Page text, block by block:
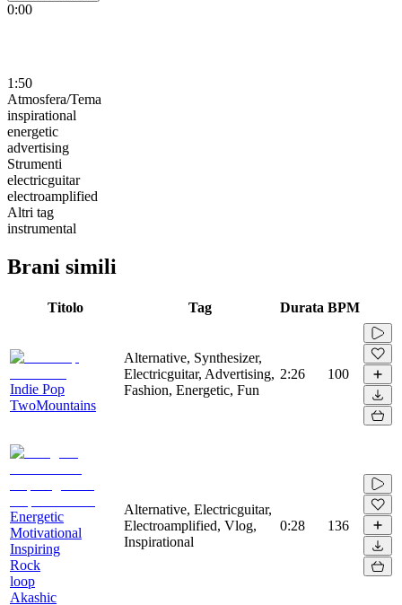
0:00
1:50
Atmosfera/Tema
inspirational
energetic
advertising
Strumenti
electricguitar
electroamplified
Altri tag
instrumental
Brani simili
Titolo Tag Durata BPM
Indie Pop
TwoMountains
Alternative, Synthesizer,
Electricguitar, Advertising,
Fashion, Energetic, Fun
2:26 100
Energetic
Motivational
Inspiring
Rock
loop
Akashic
Alternative, Electricguitar,
Electroamplified, Vlog,
Inspirational
0:28 136